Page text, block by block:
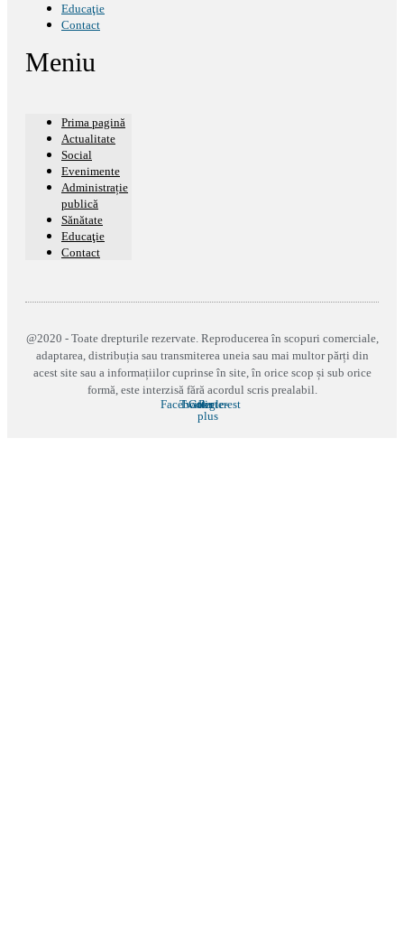
Educaţie
Contact
Meniu
Prima pagină
Actualitate
Social
Evenimente
Administrație
publică
Sănătate
Educaţie
Contact
@2020 - Toate drepturile rezervate. Reproducerea în scopuri comerciale,
adaptarea, distribuția sau transmiterea uneia sau mai multor părți din
acest site sau a informațiilor cuprinse în site, în orice scop și sub orice
formă, este interzisă fără acordul scris prealabil.
Facebook
Twitter
Google-
plus
Pinterest